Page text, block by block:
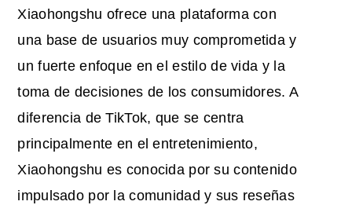
Xiaohongshu ofrece una plataforma con
una base de usuarios muy comprometida y
un fuerte enfoque en el estilo de vida y la
toma de decisiones de los consumidores. A
diferencia de TikTok, que se centra
principalmente en el entretenimiento,
Xiaohongshu es conocida por su contenido
impulsado por la comunidad y sus reseñas